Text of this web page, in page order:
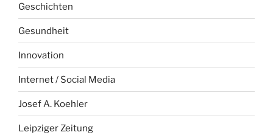
Geschichten
Gesundheit
Innovation
Internet / Social Media
Josef A. Koehler
Leipziger Zeitung